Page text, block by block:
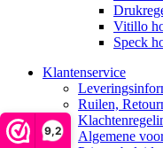
9,2
Vitillo
Speck
Klantenservice
Ruilen,
Algemene